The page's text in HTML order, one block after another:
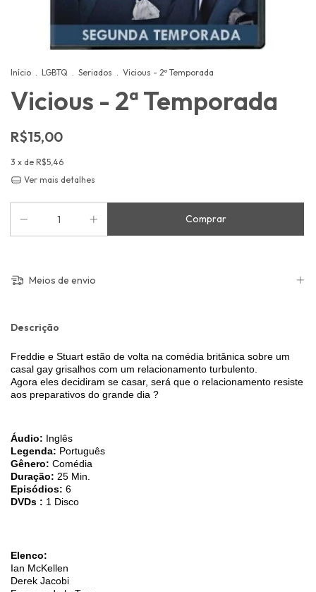
Início . LGBTQ . Seriados . Vicious - 2ª Temporada
Vicious - 2ª Temporada
R$15,00
3 x de R$5,46
Ver mais detalhes
Meios de envio
Descrição
Freddie e Stuart estão de volta na comédia britânica sobre um
casal gay grisalhos com um relacionamento turbulento.
Agora eles decidiram se casar, será que o relacionamento resiste
aos preparativos do grande dia ?
Áudio: Inglês
Legenda: Português
Gênero: Comédia
Duração: 25 Min.
Episódios: 6
DVDs : 1 Disco
Elenco:
Ian McKellen
Derek Jacobi